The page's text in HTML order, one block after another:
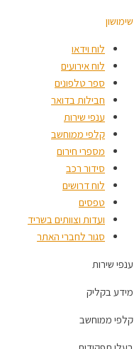
שימושון
לוח וידאו
לוח אירועים
ספר טלפונים
חבילות בדואר
ענפי שירות
קלפי ממוחשב
מספרי חירום
סידור רכב
לוח דרושים
טפסים
ועדות וצוותים בשריד
סגור לחברי האתר
ענפי שירות
מידע בקליק
קלפי ממוחשב